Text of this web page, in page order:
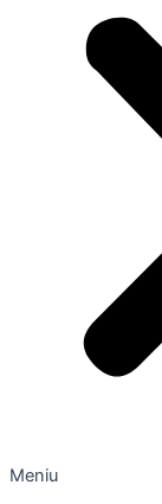
Meniu